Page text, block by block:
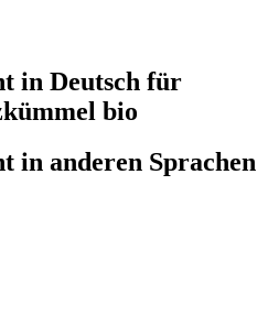
in Deutsch für
bio
in anderen Sprachen